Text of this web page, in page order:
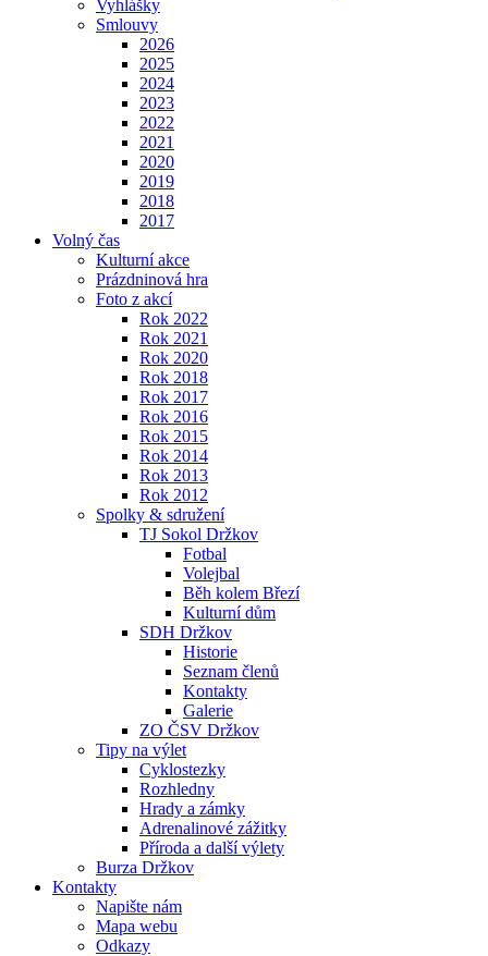
Vyhlášky
Smlouvy
2026
2025
2024
2023
2022
2021
2020
2019
2018
2017
Volný čas
Kulturní akce
Prázdninová hra
Foto z akcí
Rok 2022
Rok 2021
Rok 2020
Rok 2018
Rok 2017
Rok 2016
Rok 2015
Rok 2014
Rok 2013
Rok 2012
Spolky & sdružení
TJ Sokol Držkov
Fotbal
Volejbal
Běh kolem Březí
Kulturní dům
SDH Držkov
Historie
Seznam členů
Kontakty
Galerie
ZO ČSV Držkov
Tipy na výlet
Cyklostezky
Rozhledny
Hrady a zámky
Adrenalinové zážitky
Příroda a další výlety
Burza Držkov
Kontakty
Napište nám
Mapa webu
Odkazy